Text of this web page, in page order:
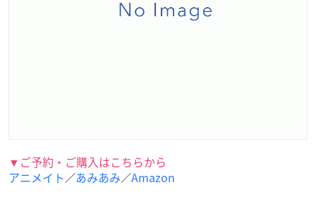
▼ご予約・ご購入はこちらから
アニメイト／あみあみ／Amazon